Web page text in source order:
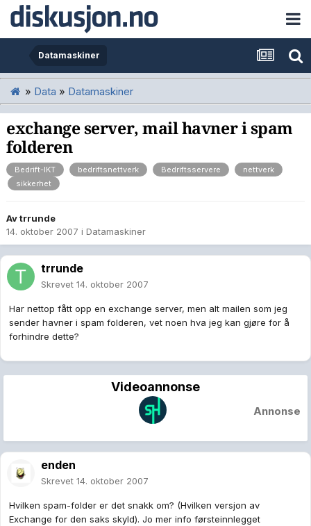
Datamaskiner
» Data » Datamaskiner
exchange server, mail havner i spam
folderen
Bedrift-IKT bedriftsnettverk Bedriftsservere
nettverk
sikkerhet
Avtrrunde
14. oktober 2007 i Datamaskiner
trrunde
Skrevet 14. oktober 2007
Har nettop fått opp en exchange server, men alt mailen som jeg
sender havner i spam folderen, vet noen hva jeg kan gjøre for å
forhindre dette?
Videoannonse
Annonse
enden
Skrevet 14. oktober 2007
Hvilken spam-folder er det snakk om? (Hvilken versjon av
Exchange for den saks skyld). Jo mer info førsteinnlegget